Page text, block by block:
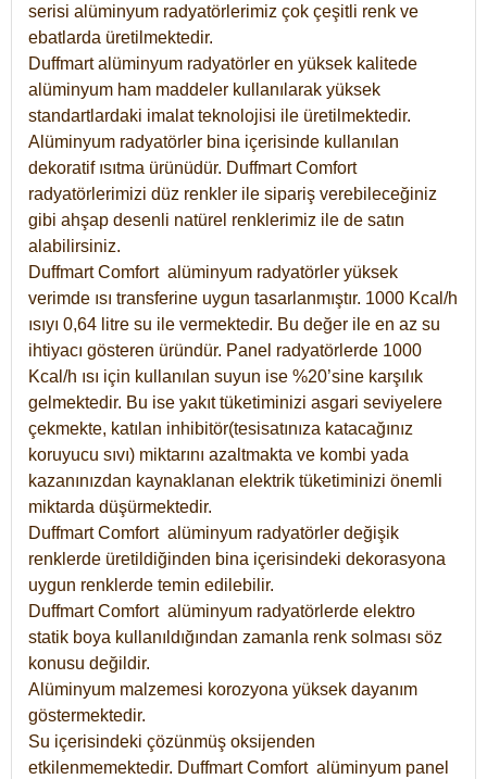
serisi alüminyum radyatörlerimiz çok çeşitli renk ve
ebatlarda üretilmektedir.
Duffmart alüminyum radyatörler en yüksek kalitede
alüminyum ham maddeler kullanılarak yüksek
standartlardaki imalat teknolojisi ile üretilmektedir.
Alüminyum radyatörler bina içerisinde kullanılan
dekoratif ısıtma ürünüdür. Duffmart Comfort
radyatörlerimizi düz renkler ile sipariş verebileceğiniz
gibi ahşap desenli natürel renklerimiz ile de satın
alabilirsiniz.
Duffmart Comfort alüminyum radyatörler yüksek
verimde ısı transferine uygun tasarlanmıştır. 1000 Kcal/h
ısıyı 0,64 litre su ile vermektedir. Bu değer ile en az su
ihtiyacı gösteren üründür. Panel radyatörlerde 1000
Kcal/h ısı için kullanılan suyun ise %20’sine karşılık
gelmektedir. Bu ise yakıt tüketiminizi asgari seviyelere
çekmekte, katılan inhibitör(tesisatınıza katacağınız
koruyucu sıvı) miktarını azaltmakta ve kombi yada
kazanınızdan kaynaklanan elektrik tüketiminizi önemli
miktarda düşürmektedir.
Duffmart Comfort alüminyum radyatörler değişik
renklerde üretildiğinden bina içerisindeki dekorasyona
uygun renklerde temin edilebilir.
DuffmartComfort alüminyum radyatörlerde elektro
statik boya kullanıldığından zamanla renk solması söz
konusu değildir.
Alüminyum malzemesi korozyona yüksek dayanım
göstermektedir.
Su içerisindeki çözünmüş oksijenden
etkilenmemektedir. DuffmartComfort alüminyum panel